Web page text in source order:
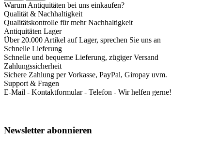
Warum Antiquitäten bei uns einkaufen?
Qualität & Nachhaltigkeit
Qualitätskontrolle für mehr Nachhaltigkeit
Antiquitäten Lager
Über 20.000 Artikel auf Lager, sprechen Sie uns an
Schnelle Lieferung
Schnelle und bequeme Lieferung, zügiger Versand
Zahlungssicherheit
Sichere Zahlung per Vorkasse, PayPal, Giropay uvm.
Support & Fragen
E-Mail - Kontaktformular - Telefon - Wir helfen gerne!
Newsletter abonnieren